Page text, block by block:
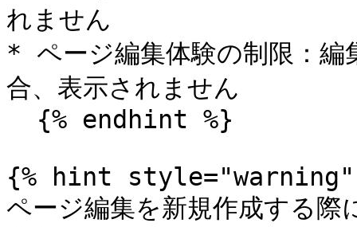
れません
* ページ編集体験の制限：編
合、表示されません
{% hint style="warning"
ページ編集を新規作成する際